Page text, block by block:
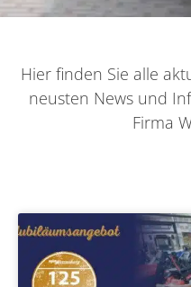
Hier finden Sie alle
neusten News und
Firma